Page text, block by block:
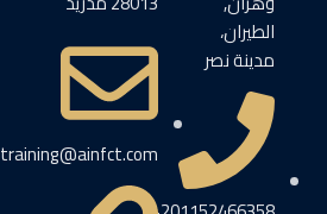
الطيران،
مدينة نصر
training@ainfct.com